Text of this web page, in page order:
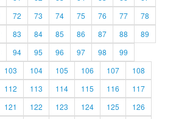
72 73 74 75 76 77
78
83 84 85 86 87 88
89
94 95 96 97 98
99
103 104 105 106 107
108
112 113 114 115 116
117
121 122 123 124 125
126